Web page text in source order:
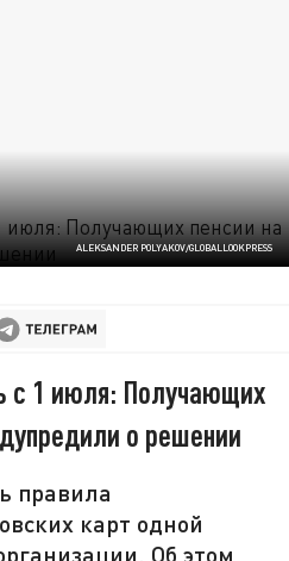
ALEKSANDER POLYAKOV/GLOBALLOOKPRESS
с 1 июля: Получающих
о решении
правила
карт одной
Об этом